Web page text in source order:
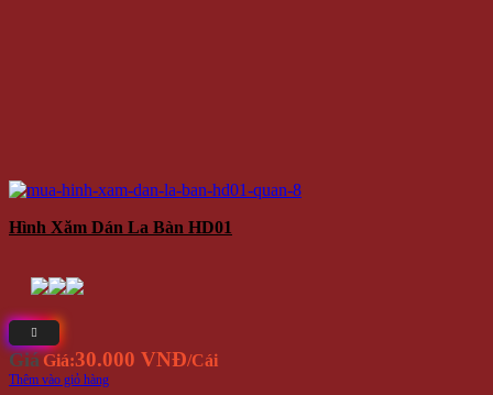
Hình Xăm Dán La Bàn HD01
Giá Giá:30.000 VNĐ/Cái
Thêm vào giỏ hàng